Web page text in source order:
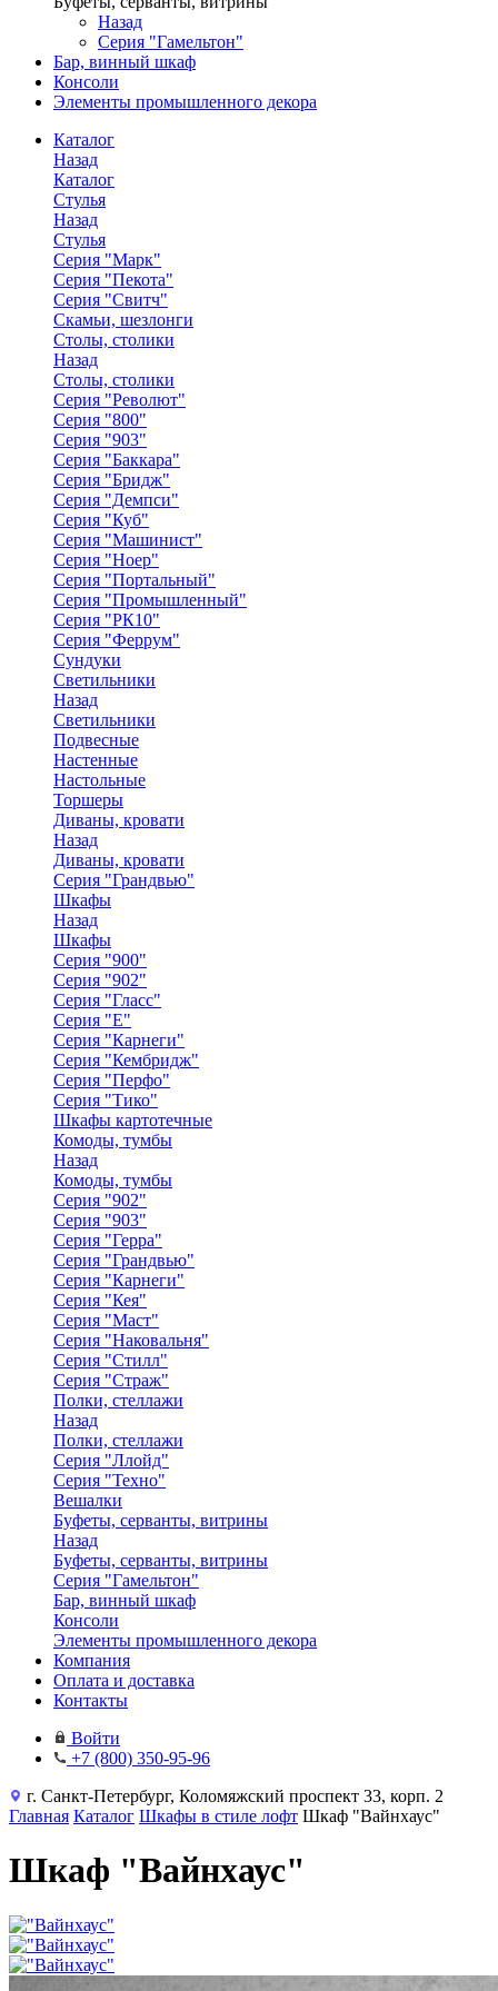
Назад
Серия "Гамельтон"
Бар, винный шкаф
Консоли
Элементы промышленного декора
Каталог
Назад
Каталог
Стулья
Назад
Стулья
Серия "Марк"
Серия "Пекота"
Серия "Свитч"
Скамьи, шезлонги
Столы, столики
Назад
Столы, столики
Серия "Револют"
Серия "800"
Серия "903"
Серия "Баккара"
Серия "Бридж"
Серия "Демпси"
Серия "Куб"
Серия "Машинист"
Серия "Ноер"
Серия "Портальный"
Серия "Промышленный"
Серия "РК10"
Серия "Феррум"
Сундуки
Светильники
Назад
Светильники
Подвесные
Настенные
Настольные
Торшеры
Диваны, кровати
Назад
Диваны, кровати
Серия "Грандвью"
Шкафы
Назад
Шкафы
Серия "900"
Серия "902"
Серия "Гласс"
Серия "Е"
Серия "Карнеги"
Серия "Кембридж"
Серия "Перфо"
Серия "Тико"
Шкафы картотечные
Комоды, тумбы
Назад
Комоды, тумбы
Серия "902"
Серия "903"
Серия "Герра"
Серия "Грандвью"
Серия "Карнеги"
Серия "Кея"
Серия "Маст"
Серия "Наковальня"
Серия "Стилл"
Серия "Страж"
Полки, стеллажи
Назад
Полки, стеллажи
Серия "Ллойд"
Серия "Техно"
Вешалки
Буфеты, серванты, витрины
Назад
Буфеты, серванты, витрины
Серия "Гамельтон"
Бар, винный шкаф
Консоли
Элементы промышленного декора
Компания
Оплата и доставка
Контакты
Войти
+7 (800) 350-95-96
г. Санкт-Петербург, Коломяжский проспект 33, корп. 2
Главная Каталог Шкафы в стиле лофт Шкаф "Вайнхаус"
Шкаф "Вайнхаус"